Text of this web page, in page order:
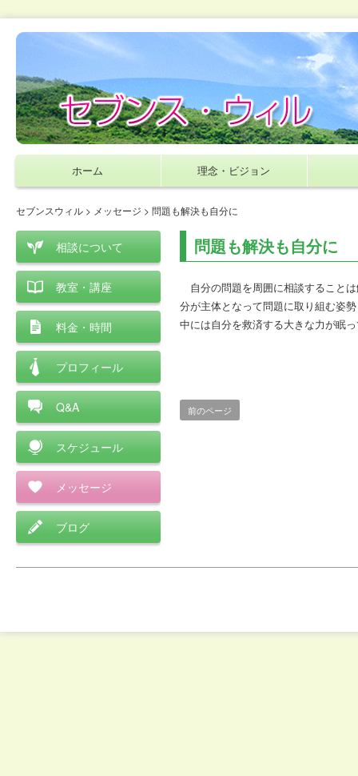
ホーム 理念・ビジョン
セブンスウィル > メッセージ > 問題も解決も自分に
問題も解決も自分に
自分の問題を周囲に相談すること
分が主体となって問題に取り組む姿
中には自分を救済する大きな力が眠
前のページ
相談について
教室・講座
料金・時間
プロフィール
Q&A
スケジュール
メッセージ
ブログ